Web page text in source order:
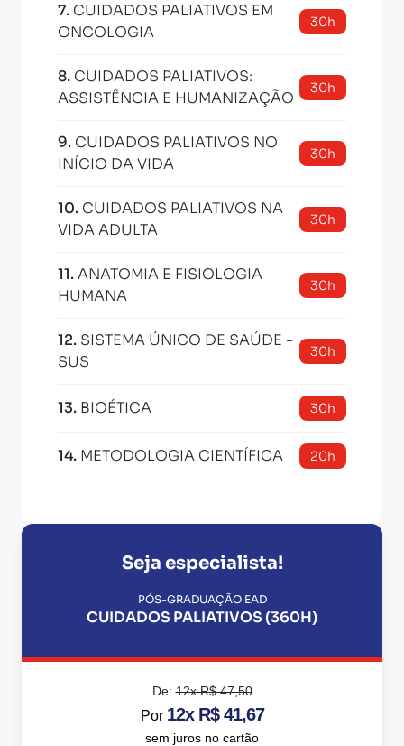
7. CUIDADOS PALIATIVOS EM
ONCOLOGIA
30h
8. CUIDADOS PALIATIVOS:
ASSISTÊNCIA E HUMANIZAÇÃO
30h
9. CUIDADOS PALIATIVOS NO
INÍCIO DA VIDA
30h
10. CUIDADOS PALIATIVOS NA
VIDA ADULTA
30h
11.ANATOMIA E FISIOLOGIA
HUMANA
30h
12. SISTEMA ÚNICO DE SAÚDE -
SUS
30h
13. BIOÉTICA 30h
14. METODOLOGIA CIENTÍFICA 20h
Seja especialista!
PÓS-GRADUAÇÃO EAD
CUIDADOS PALIATIVOS (360H)
De:12x R$ 47,50
Por 12x R$ 41,67
sem juros no cartão